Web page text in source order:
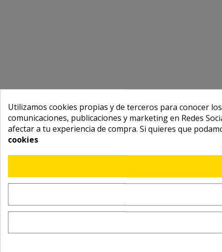
Utilizamos cookies propias y de terceros para conocer
comunicaciones, publicaciones y marketing en Redes
afectar a tu experiencia de compra. Si quieres que
cookies